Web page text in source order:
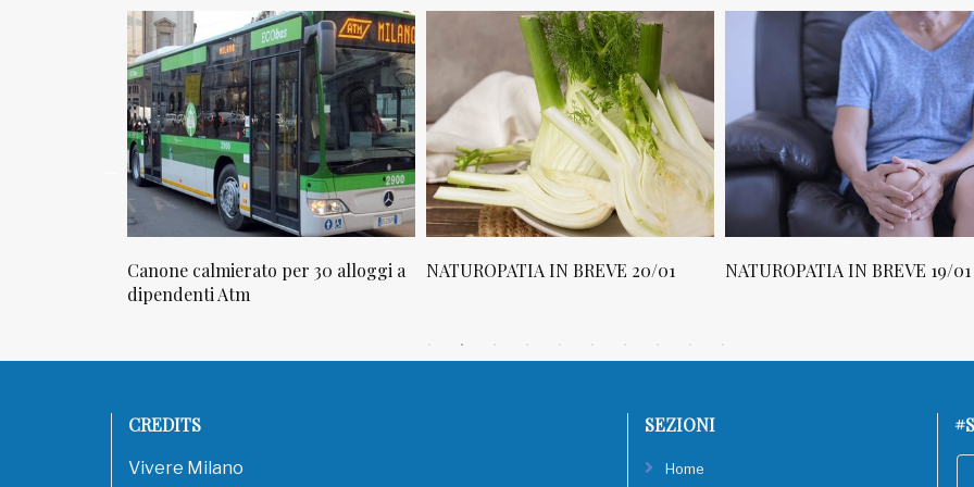
Canone calmierato per 30 alloggi a
dipendenti Atm
NATUROPATIA IN BREVE 20/01 NATUROPATIA IN BREVE 19/01
CREDITS
Vivere Milano
SEZIONI
Home